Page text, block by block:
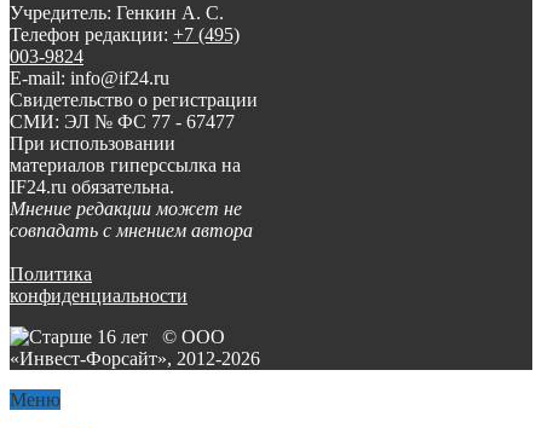
Учредитель: Генкин А. С.
Телефон редакции: +7 (495)
003-9824
E-mail: info@if24.ru
Свидетельство о регистрации
СМИ: ЭЛ № ФС 77 - 67477
При использовании
материалов гиперссылка на
IF24.ru обязательна.
Мнение редакции может не
совпадать с мнением автора
Политика
конфиденциальности
© ООО
«Инвест-Форсайт», 2012-2026
Меню